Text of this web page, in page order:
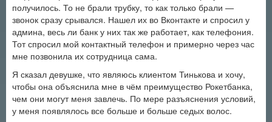
получилось. То не брали трубку, то как только брали —
звонок сразу срывался. Нашел их во Вконтакте и спросил у
админа, весь ли банк у них так же работает, как телефония.
Тот спросил мой контактный телефон и примерно через час
мне позвонила их сотрудница сама.
Я сказал девушке, что являюсь клиентом Тинькова и хочу,
чтобы она объяснила мне в чём преимущество Рокетбанка,
чем они могут меня завлечь. По мере разъяснения условий,
у меня появлялось все больше и больше седых волос.